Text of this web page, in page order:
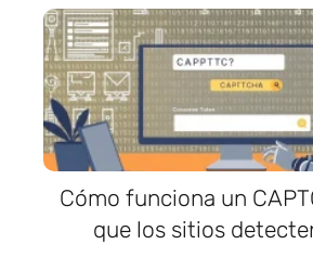
Cómo funciona un
que los sitios